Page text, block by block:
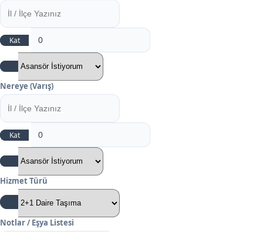
Kat
Nereye (Varış)
Kat
Hizmet Türü
Notlar / Eşya Listesi